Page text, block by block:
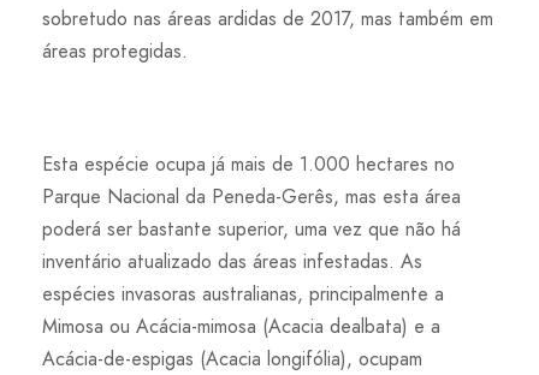
sobretudo nas áreas ardidas de 2017, mas também em
áreas protegidas.
Esta espécie ocupa já mais de 1.000 hectares no
Parque Nacional da Peneda-Gerês, mas esta área
poderá ser bastante superior, uma vez que não há
inventário atualizado das áreas infestadas. As
espécies invasoras australianas, principalmente a
Mimosa ou Acácia-mimosa (Acacia dealbata) e a
Acácia-de-espigas (Acacia longifólia), ocupam